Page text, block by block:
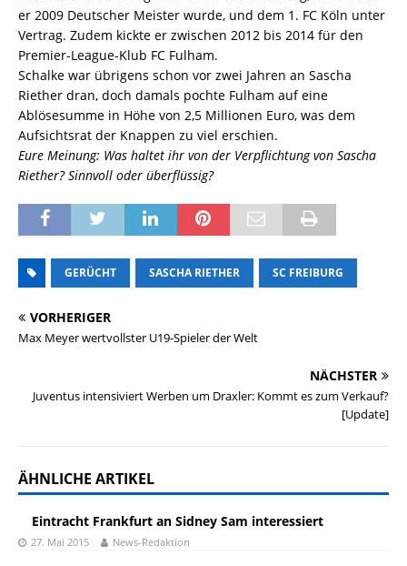
er 2009 Deutscher Meister wurde, und dem 1. FC Köln unter
Vertrag. Zudem kickte er zwischen 2012 bis 2014 für den
Premier-League-Klub FC Fulham.
Schalke war übrigens schon vor zwei Jahren an Sascha
Riether dran, doch damals pochte Fulham auf eine
Ablösesumme in Höhe von 2,5 Millionen Euro, was dem
Aufsichtsrat der Knappen zu viel erschien.
Eure Meinung: Was haltet ihr von der Verpflichtung von Sascha
Riether? Sinnvoll oder überflüssig?
GERÜCHT SASCHA RIETHER SC FREIBURG
VORHERIGER
Max Meyer wertvollster U19-Spieler der Welt
NÄCHSTER
Juventus intensiviert Werben um Draxler: Kommt es zum Verkauf?
[Update]
ÄHNLICHE ARTIKEL
Eintracht Frankfurt an Sidney Sam interessiert
27. Mai 2015 News-Redaktion